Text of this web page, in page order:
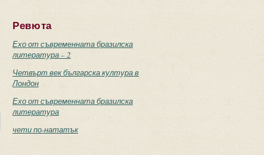
Ревюта
Ехо от съвременната бразилска
литература – 2
Четвърт век българска култура в
Лондон
Ехо от съвременната бразилска
литература
чети по-нататък